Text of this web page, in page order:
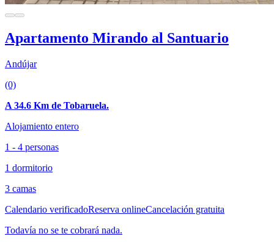
Apartamento Mirando al Santuario
Andújar
(0)
A 34.6 Km de Tobaruela.
Alojamiento entero
1 - 4 personas
1 dormitorio
3 camas
Calendario verificadoReserva onlineCancelación gratuita
Todavía no se te cobrará nada.